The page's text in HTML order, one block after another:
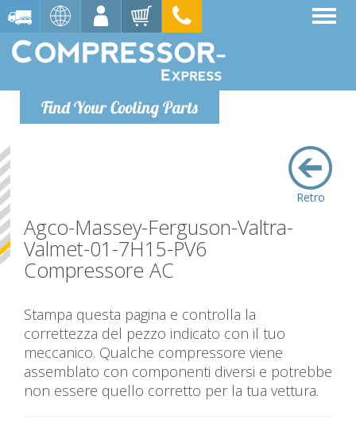
Find Your Cooling Parts
Retro
Agco-Massey-Ferguson-Valtra-
Valmet-01-7H15-PV6
Compressore AC
Stampa questa pagina e controlla la
correttezza del pezzo indicato con il tuo
meccanico. Qualche compressore viene
assemblato con componenti diversi e potrebbe
non essere quello corretto per la tua vettura.